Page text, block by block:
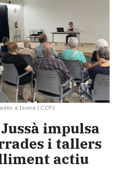
a Isona | CCPJ
impulsa
i tallers
actiu